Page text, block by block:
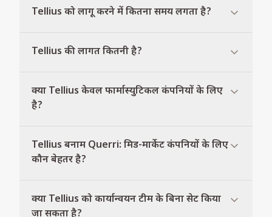
Tellius को लागू करने में कितना समय लगता है?
Tellius की लागत कितनी है?
क्या Tellius केवल फार्मास्युटिकल कंपनियों के लिए
है?
Tellius बनाम Querri: मिड-मार्केट कंपनियों के लिए
कौन बेहतर है?
क्या Tellius को कार्यान्वयन टीम के बिना सेट किया
जा सकता है?